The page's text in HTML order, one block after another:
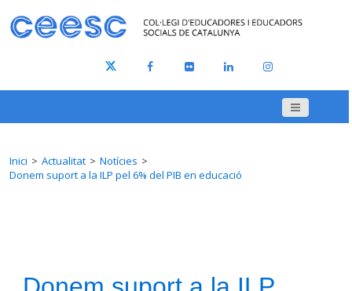
Inici Actualitat
Notícies
Donem suport a la ILP pel 6% del PIB en educació